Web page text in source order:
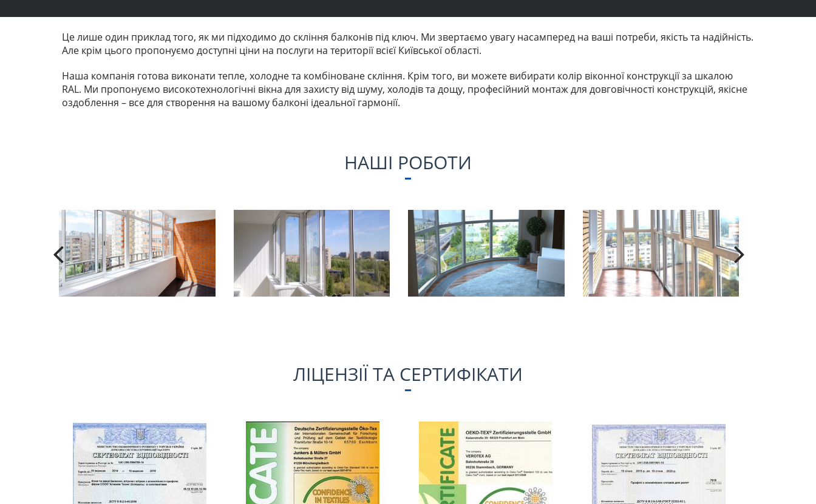
Це лише один приклад того, як ми підходимо до скління балконів під ключ. Ми звертаємо увагу насамперед на ваші потреби, якість та надійність.
Але крім цього пропонуємо доступні ціни на послуги на території всієї Київської області.
Наша компанія готова виконати тепле, холодне та комбіноване скління. Крім того, ви можете вибирати колір віконної конструкції за шкалою
RAL. Ми пропонуємо високотехнологічні вікна для захисту від шуму, холодів та дощу, професійний монтаж для довговічності конструкцій, якісне
оздоблення – все для створення на вашому балконі ідеальної гармонії.
НАШІ РОБОТИ
ЛІЦЕНЗІЇ ТА СЕРТИФІКАТИ